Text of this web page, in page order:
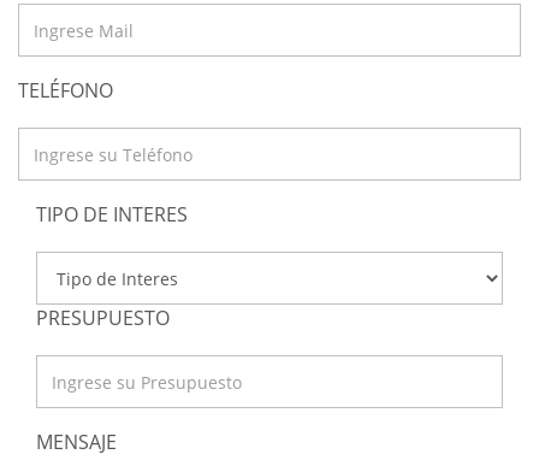
TELÉFONO
TIPO DE INTERES
PRESUPUESTO
MENSAJE